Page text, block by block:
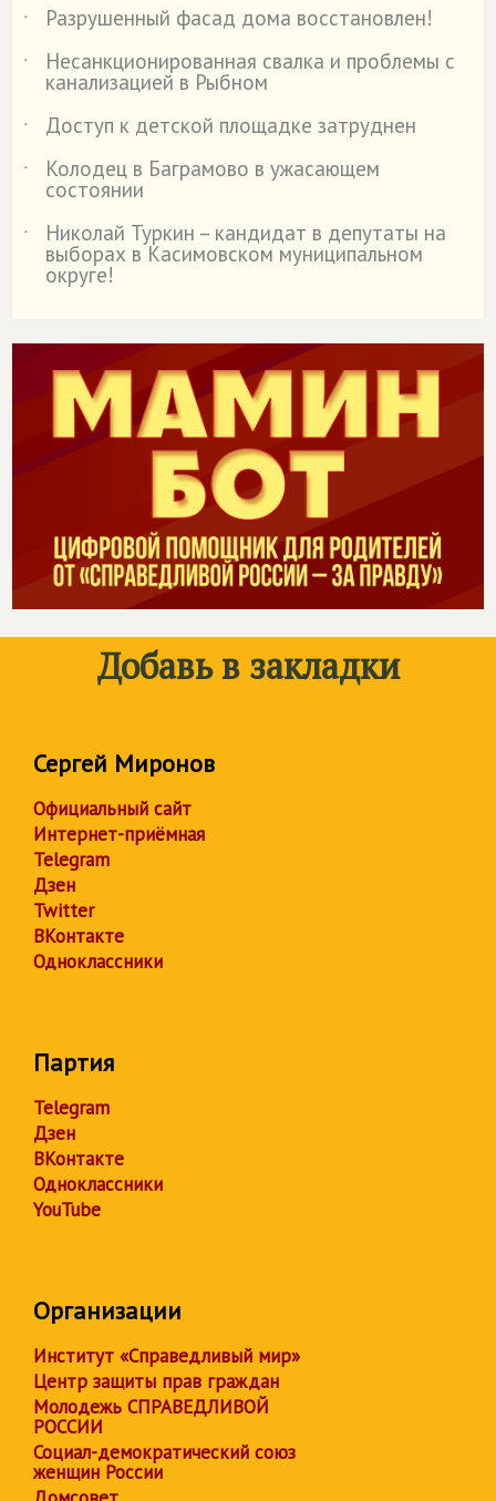
˙
Разрушенный фасад дома восстановлен!
˙
Несанкционированная свалка и проблемы с
канализацией в Рыбном
˙
Доступ к детской площадке затруднен
˙
Колодец в Баграмово в ужасающем
состоянии
˙
Николай Туркин – кандидат в депутаты на
выборах в Касимовском муниципальном
округе!
Добавь в закладки
Сергей Миронов
Официальный сайт
Интернет-приёмная
Telegram
Дзен
Twitter
ВКонтакте
Одноклассники
Партия
Telegram
Дзен
ВКонтакте
Одноклассники
YouTube
Организации
Институт «Справедливый мир»
Центр защиты прав граждан
Молодежь СПРАВЕДЛИВОЙ
РОССИИ
Социал-демократический союз
женщин России